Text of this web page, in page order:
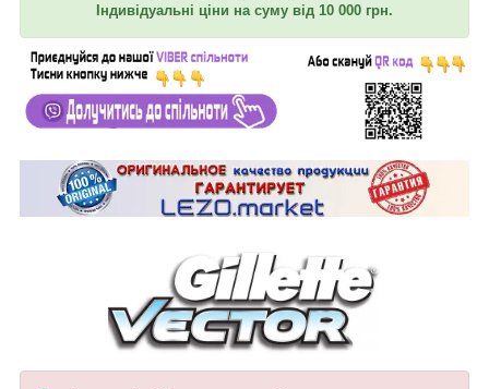
Індивідуальні ціни на суму від 10 000 грн.